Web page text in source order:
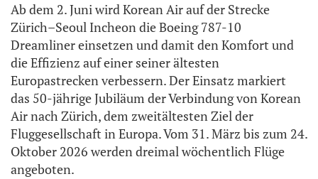
Ab dem 2. Juni wird Korean Air auf der Strecke
Zürich–Seoul Incheon die Boeing 787-10
Dreamliner einsetzen und damit den Komfort und
die Effizienz auf einer seiner ältesten
Europastrecken verbessern. Der Einsatz markiert
das 50-jährige Jubiläum der Verbindung von Korean
Air nach Zürich, dem zweitältesten Ziel der
Fluggesellschaft in Europa. Vom 31. März bis zum 24.
Oktober 2026 werden dreimal wöchentlich Flüge
angeboten.